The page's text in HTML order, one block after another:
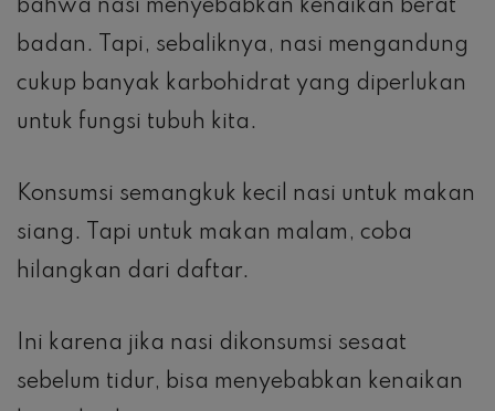
bahwa nasi menyebabkan kenaikan berat
badan. Tapi, sebaliknya, nasi mengandung
cukup banyak karbohidrat yang diperlukan
untuk fungsi tubuh kita.
Konsumsi semangkuk kecil nasi untuk makan
siang. Tapi untuk makan malam, coba
hilangkan dari daftar.
Ini karena jika nasi dikonsumsi sesaat
sebelum tidur, bisa menyebabkan kenaikan